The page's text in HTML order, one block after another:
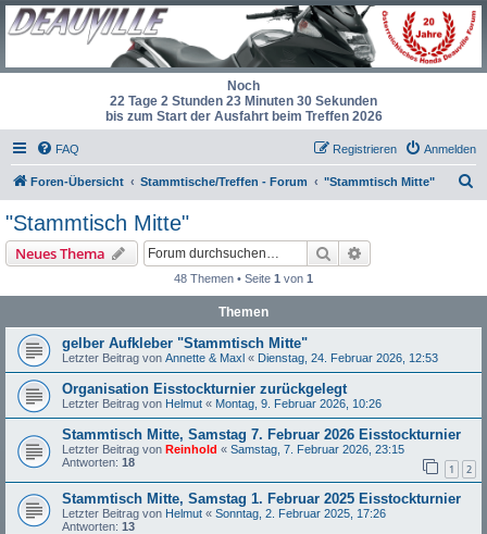
Noch
22 Tage 2 Stunden 23 Minuten 29 Sekunden
bis zum Start der Ausfahrt beim Treffen 2026
FAQ Anmelden
Registrieren
Foren-Übersicht Stammtische/Treffen - Forum "Stammtisch Mitte"
"Stammtisch Mitte"
Neues Thema Suche
48 Themen • Seite 1 von 1
Themen
gelber Aufkleber "Stammtisch Mitte"
Letzter Beitrag von Annette & Maxl « Dienstag, 24. Februar 2026, 12:53
Organisation Eisstockturnier zurückgelegt
Letzter Beitrag von Helmut « Montag, 9. Februar 2026, 10:26
Stammtisch Mitte, Samstag 7. Februar 2026 Eisstockturnier
Letzter Beitrag von Reinhold « Samstag, 7. Februar 2026, 23:15
Antworten: 18 1 2
Stammtisch Mitte, Samstag 1. Februar 2025 Eisstockturnier
Letzter Beitrag von Helmut « Sonntag, 2. Februar 2025, 17:26
Antworten: 13